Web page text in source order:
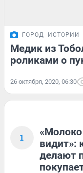
ГОРОД ИСТОРИИ
Медик из
роликами о
26 октября, 2020, 06:30
1
«Молоко
видит»:
делают